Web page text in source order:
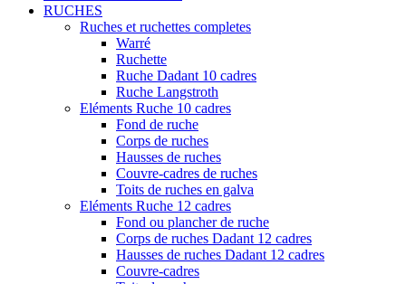
RUCHES
Ruches et ruchettes completes
Warré
Ruchette
Ruche Dadant 10 cadres
Ruche Langstroth
Eléments Ruche 10 cadres
Fond de ruche
Corps de ruches
Hausses de ruches
Couvre-cadres de ruches
Toits de ruches en galva
Eléments Ruche 12 cadres
Fond ou plancher de ruche
Corps de ruches Dadant 12 cadres
Hausses de ruches Dadant 12 cadres
Couvre-cadres